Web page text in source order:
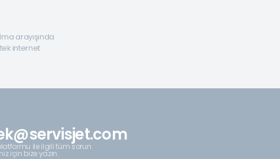
arayışında
tek internet
ile ilgili tüm sorun
için bize yazın.